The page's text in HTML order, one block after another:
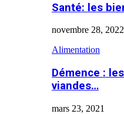
Santé: les
novembre 28, 2022
Alimentation
Démence :
viandes…
mars 23, 2021